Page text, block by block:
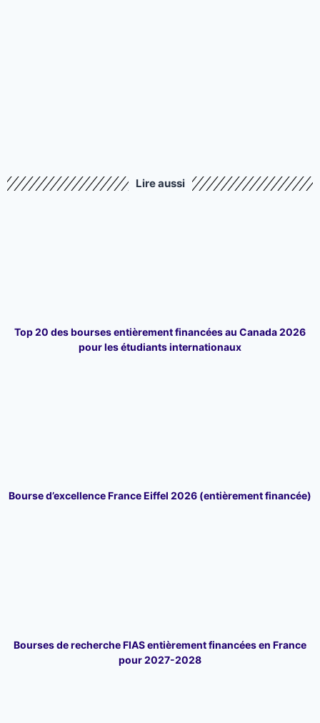
Lire aussi
Top 20 des bourses entièrement financées au Canada 2026
pour les étudiants internationaux
Bourse d’excellence France Eiffel 2026 (entièrement financée)
Bourses de recherche FIAS entièrement financées en France
pour 2027-2028